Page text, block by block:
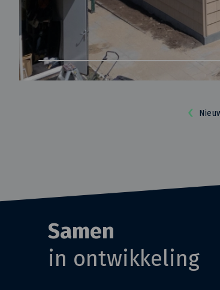
Samen
in ontwikkeling